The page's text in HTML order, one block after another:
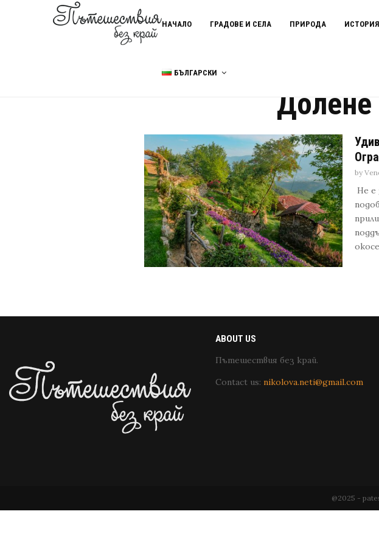
НАЧАЛО ГРАДОВЕ И СЕЛА ПРИРОДА ИСТОРИЯ
БЪЛГАРСКИ
Home Долене край Петрич
Долене
by
Не е
ABOUT US
Пътешествия без край.
Contact us: nikolova.neti@gmail.com
@2025 -